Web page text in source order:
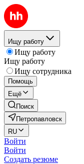
Ищу работу
Ищу работу
Ищу работу
Ищу сотрудника
Помощь
Ещё
Поиск
Петропавловск
RU
Войти
Войти
Создать резюме